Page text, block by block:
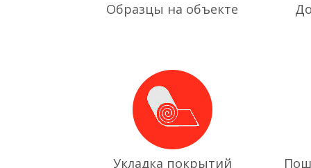
Образцы на объекте
Укладка покрытий